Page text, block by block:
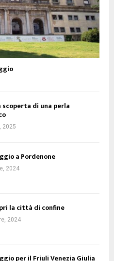
di una perla
2025
a Pordenone
2024
la città di confine
2024
per il Friuli Venezia Giulia